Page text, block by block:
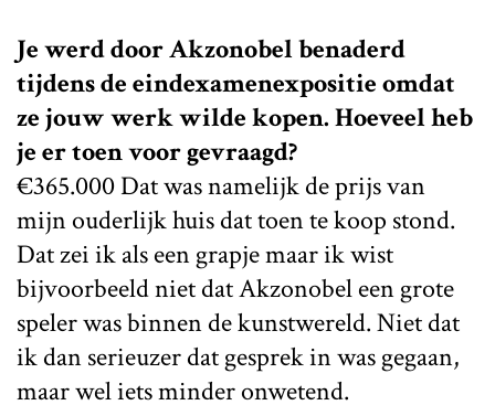
Je werd door Akzonobel benaderd
tijdens de eindexamenexpositie omdat
ze jouw werk wilde kopen. Hoeveel heb
je er toen voor gevraagd?
€365.000 Dat was namelijk de prijs van
mijn ouderlijk huis dat toen te koop stond.
Dat zei ik als een grapje maar ik wist
bijvoorbeeld niet dat Akzonobel een grote
speler was binnen de kunstwereld. Niet dat
ik dan serieuzer dat gesprek in was gegaan,
maar wel iets minder onwetend.